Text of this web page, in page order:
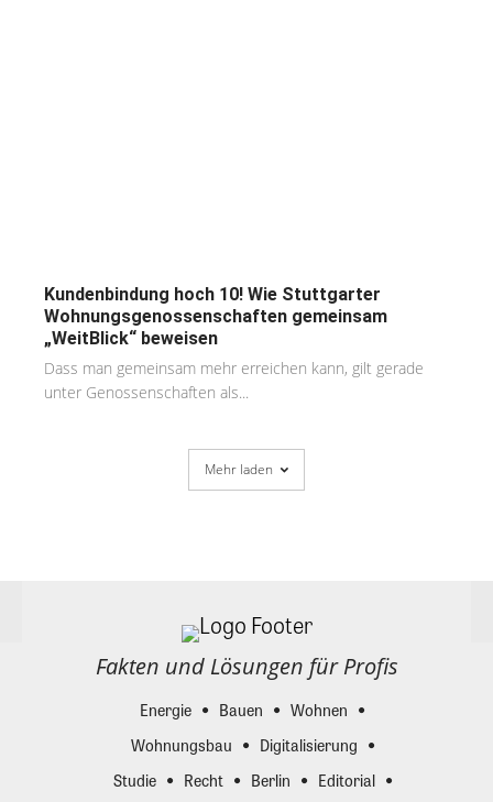
Kundenbindung hoch 10! Wie Stuttgarter
Wohnungsgenossenschaften gemeinsam
„WeitBlick“ beweisen
Dass man gemeinsam mehr erreichen kann, gilt gerade
unter Genossenschaften als...
Mehr laden
Fakten und Lösungen für Profis
Energie Bauen
Wohnen
Wohnungsbau
Digitalisierung
Studie
Recht Berlin
Editorial